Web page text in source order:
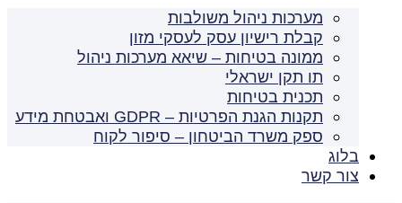
מערכות ניהול משולבות
קבלת רישיון עסק לעסקי מזון
ממונה בטיחות – שיאא מערכות ניהול
תו תקן ישראלי
תכנית בטיחות
תקנות הגנת הפרטיות – GDPR ואבטחת מידע
ספק משרד הביטחון – סיפור לקוח
בלוג
צור קשר